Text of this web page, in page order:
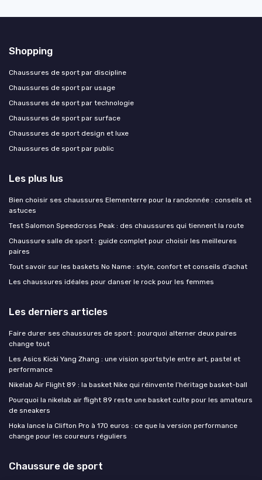
Shopping
Chaussures de sport par discipline
Chaussures de sport par usage
Chaussures de sport par technologie
Chaussures de sport par surface
Chaussures de sport design et luxe
Chaussures de sport par public
Les plus lus
Bien choisir ses chaussures Elementerre pour la randonnée : conseils et
astuces
Test Salomon Speedcross Peak : des chaussures qui tiennent la route
Chaussure salle de sport : guide complet pour choisir les meilleures
paires
Tout savoir sur les baskets No Name : style, confort et conseils d’achat
Les chaussures idéales pour danser le rock pour les femmes
Les derniers articles
Faire durer ses chaussures de sport : pourquoi alterner deux paires
change tout
Les Asics Kicki Yang Zhang : une vision sportstyle entre art, pastel et
performance
Nikelab Air Flight 89 : la basket Nike qui réinvente l’héritage basket-ball
Pourquoi la nikelab air flight 89 reste une basket culte pour les amateurs
de sneakers
Hoka lance la Clifton Pro à 170 euros : ce que la version performance
change pour les coureurs réguliers
Chaussure de sport